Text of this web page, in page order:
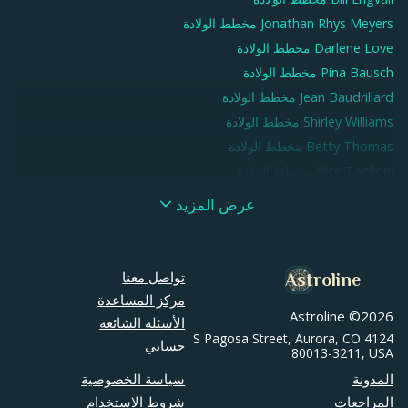
Jonathan Rhys Meyers مخطط الولادة
Darlene Love مخطط الولادة
Pina Bausch مخطط الولادة
Jean Baudrillard مخطط الولادة
Shirley Williams مخطط الولادة
Betty Thomas مخطط الولادة
Thurston Moore مخطط الولادة
مخطط الولادة
Zelda Fitzgerald مخطط الولادة
Ruth Buzzi مخطط الولادة
Elden Campbell
عرض المزيد
Astroline
Astroline ©2026
4124 S Pagosa Street, Aurora, CO
80013-3211, USA
تواصل معنا
مركز المساعدة
الأسئلة الشائعة
حسابي
المدونة
المراجعات
سياسة الخصوصية
شروط الاستخدام